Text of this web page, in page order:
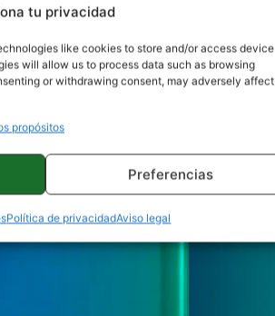
tu privacidad
like cookies to store and/or access device
will allow us to process data such as browsing
or withdrawing consent, may adversely affect
propósitos
Preferencias
Política de privacidadAviso legal